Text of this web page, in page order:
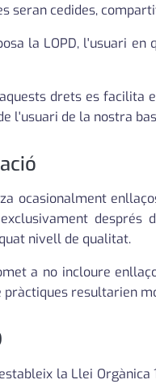
seran cedides,
la LOPD, l'usuari
drets es facilita
l'usuari de la nostra
ocasionalment
nivell de qualitat.
a no incloure
pràctiques resultarien
la Llei